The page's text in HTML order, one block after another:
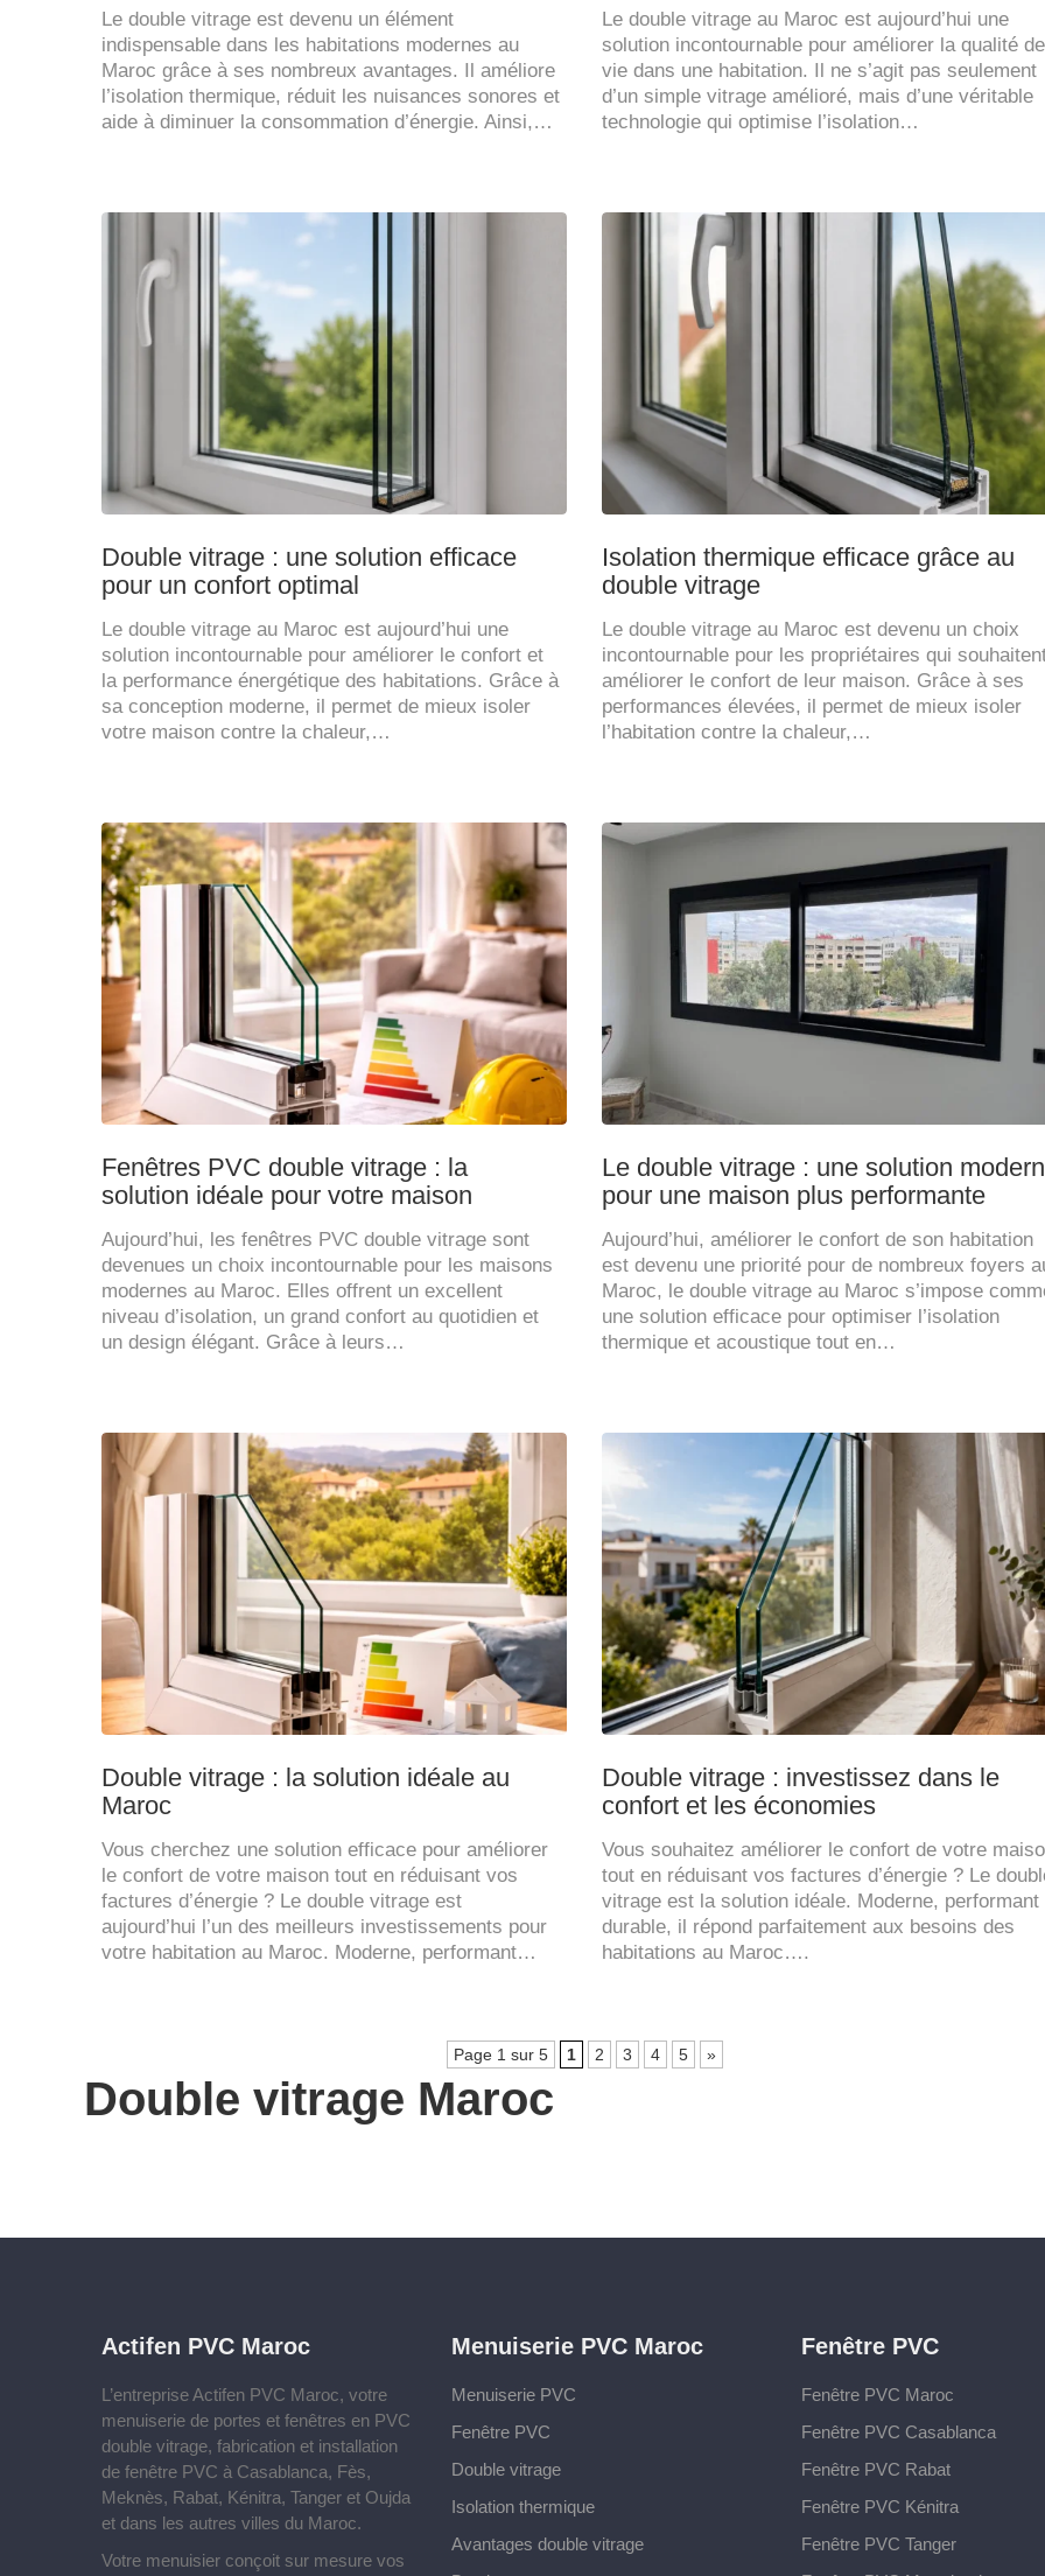
Le double vitrage est devenu un élément
indispensable dans les habitations modernes au
Maroc grâce à ses nombreux avantages. Il améliore
l’isolation thermique, réduit les nuisances sonores et
aide à diminuer la consommation d’énergie. Ainsi,…
Le double vitrage au Maroc est aujourd’hui une
solution incontournable pour améliorer la qualité de
vie dans une habitation. Il ne s’agit pas seulement
d’un simple vitrage amélioré, mais d’une véritable
technologie qui optimise l’isolation…
Double vitrage : une solution efficace
pour un confort optimal
Le double vitrage au Maroc est aujourd’hui une
solution incontournable pour améliorer le confort et
la performance énergétique des habitations. Grâce à
sa conception moderne, il permet de mieux isoler
votre maison contre la chaleur,…
Isolation thermique efficace grâce au
double vitrage
Le double vitrage au Maroc est devenu un choix
incontournable pour les propriétaires qui
améliorer le confort de leur maison. Grâce à ses
performances élevées, il permet de mieux isoler
l’habitation contre la chaleur,…
Fenêtres PVC double vitrage : la
solution idéale pour votre maison
Aujourd’hui, les fenêtres PVC double vitrage sont
devenues un choix incontournable pour les maisons
modernes au Maroc. Elles offrent un excellent
niveau d’isolation, un grand confort au quotidien et
un design élégant. Grâce à leurs…
Le double vitrage : une solution
pour une maison plus performante
Aujourd’hui, améliorer le confort de son habitation
est devenu une priorité pour de nombreux foyers
Maroc, le double vitrage au Maroc s’impose
une solution efficace pour optimiser l’isolation
thermique et acoustique tout en…
Double vitrage : la solution idéale au
Maroc
Vous cherchez une solution efficace pour améliorer
le confort de votre maison tout en réduisant vos
factures d’énergie ? Le double vitrage est
aujourd’hui l’un des meilleurs investissements pour
votre habitation au Maroc. Moderne, performant…
Double vitrage : investissez dans le
confort et les économies
Vous souhaitez améliorer le confort de votre
tout en réduisant vos factures d’énergie ? Le
vitrage est la solution idéale. Moderne, performant
durable, il répond parfaitement aux besoins des
habitations au Maroc….
Page 1 sur 5 1 2 3 4 5 »
Double vitrage Maroc
Actifen PVC Maroc
L’entreprise Actifen PVC Maroc, votre
menuiserie de portes et fenêtres en PVC
double vitrage, fabrication et installation
de fenêtre PVC à Casablanca, Fès,
Meknès, Rabat, Kénitra, Tanger et Oujda
et dans les autres villes du Maroc.
Votre menuisier conçoit sur mesure vos
Menuiserie PVC Maroc
Menuiserie PVC
Fenêtre PVC
Double vitrage
Isolation thermique
Avantages double vitrage
Fenêtre PVC
Fenêtre PVC Maroc
Fenêtre PVC Casablanca
Fenêtre PVC Rabat
Fenêtre PVC Kénitra
Fenêtre PVC Tanger